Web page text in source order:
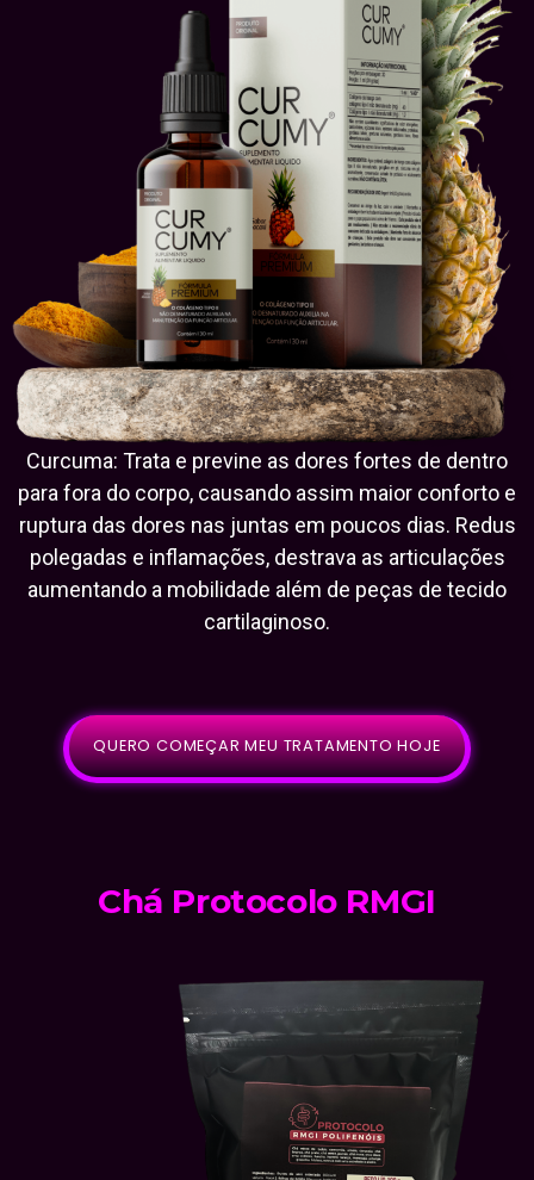
Chá Protocolo RMGI
Curcuma: Trata e previne as dores fortes de dentro
para fora do corpo, causando assim maior conforto e
ruptura das dores nas juntas em poucos dias. Redus
polegadas e inflamações, destrava as articulações
aumentando a mobilidade além de peças de tecido
cartilaginoso.
QUERO COMEÇAR MEU TRATAMENTO HOJE